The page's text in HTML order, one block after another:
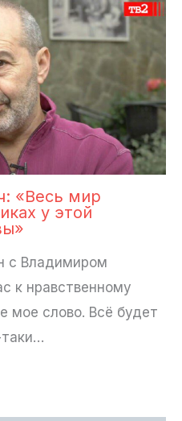
«Весь мир
у этой
с Владимиром
к нравственному
мое слово. Всё будет
таки…